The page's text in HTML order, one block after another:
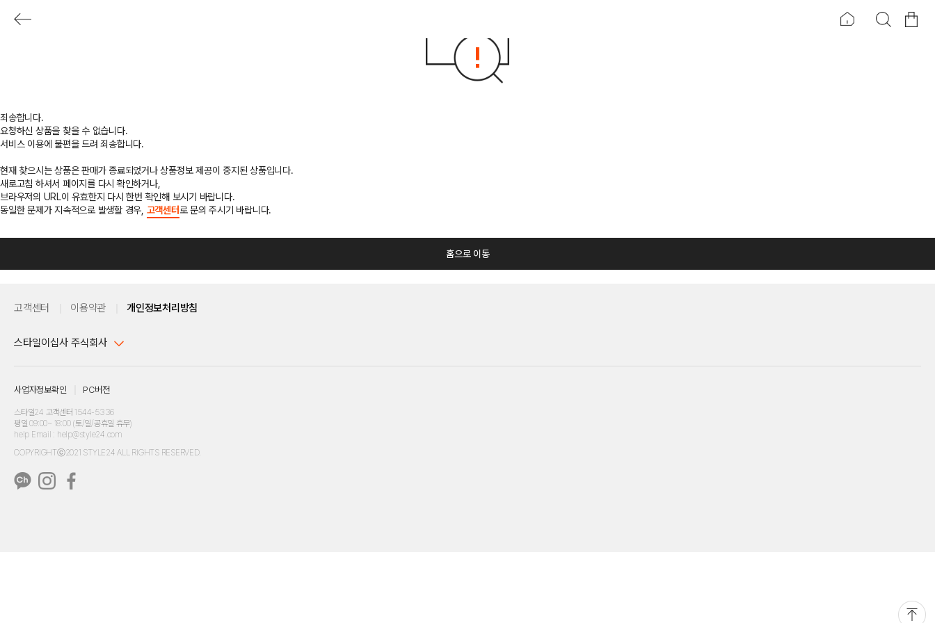
죄송합니다.
요청하신 상품을 찾을 수 없습니다.
서비스 이용에 불편을 드려 죄송합니다.
현재 찾으시는 상품은 판매가 종료되었거나 상품정보 제공이 중지된 상품입니다.
새로고침 하셔서 페이지를 다시 확인하거나,
브라우저의 URL이 유효한지 다시 한번 확인해 보시기 바랍니다.
동일한 문제가 지속적으로 발생할 경우, 고객센터로 문의 주시기 바랍니다.
홈으로 이동
고객센터 이용약관 개인정보처리방침
스타일이십사 주식회사
주소 : 서울시 강남구 논현로 633, 6층 (논현동, 한세엠케이빌딩)
사업자등록번호 : 116-81-32499
통신판매업신고번호 : 제 2024-서울강남-04239
개인정보보호책임자 : 배기영
고객센터 1544-5336(평일 09:00~ 18:00 토/일/공휴일 휴무)
사업자정보확인 PC버전
스타일24 고객센터 1544-5336
평일 09:00~ 18:00 (토/일/공휴일 휴무)
help Email : help@style24.com
COPYRIGHTⓒ2021 STYLE24 ALL RIGHTS RESERVED.